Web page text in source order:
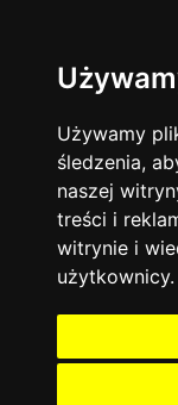
Używamy
śledzenia,
naszej
treści i
witrynie i
użytkownicy.